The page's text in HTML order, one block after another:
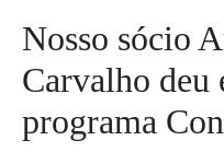
Nosso sócio
Carvalho deu
programa